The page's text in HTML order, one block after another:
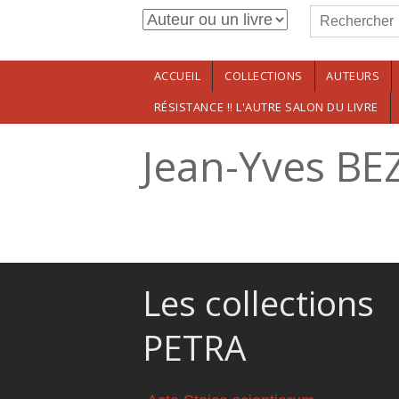
Aller au contenu principalFormulaire de
Rechercher
ACCUEIL COLLECTIONS AUTEURS
RÉSISTANCE !! L'AUTRE SALON DU LIVRE
Jean-Yves
Les collections
PETRA